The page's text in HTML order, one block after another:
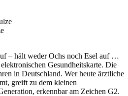
– hält weder Ochs noch Esel auf …
Gesundheitskarte. Die
in Deutschland. Wer heute ärztliche
greift zu dem kleinen
erkennbar am Zeichen G2.